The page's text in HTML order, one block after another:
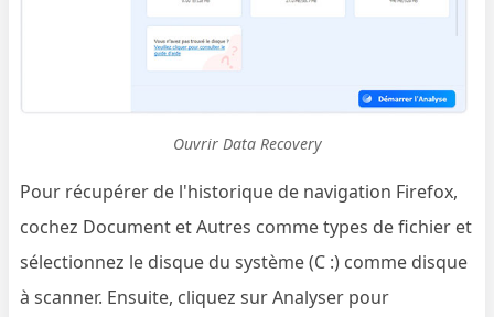
Ouvrir Data Recovery
Pour récupérer de l'historique de navigation Firefox,
cochez Document et Autres comme types de fichier et
sélectionnez le disque du système (C :) comme disque
à scanner. Ensuite, cliquez sur Analyser pour